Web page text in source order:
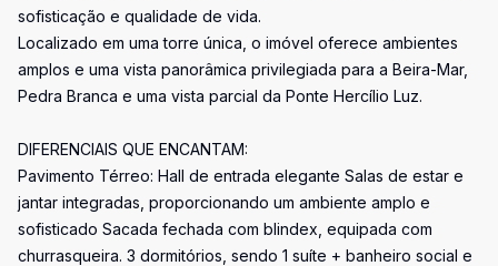
sofisticação e qualidade de vida.
Localizado em uma torre única, o imóvel oferece ambientes
amplos e uma vista panorâmica privilegiada para a Beira-Mar,
Pedra Branca e uma vista parcial da Ponte Hercílio Luz.
DIFERENCIAIS QUE ENCANTAM:
Pavimento Térreo: Hall de entrada elegante Salas de estar e
jantar integradas, proporcionando um ambiente amplo e
sofisticado Sacada fechada com blindex, equipada com
churrasqueira. 3 dormitórios, sendo 1 suíte + banheiro social e